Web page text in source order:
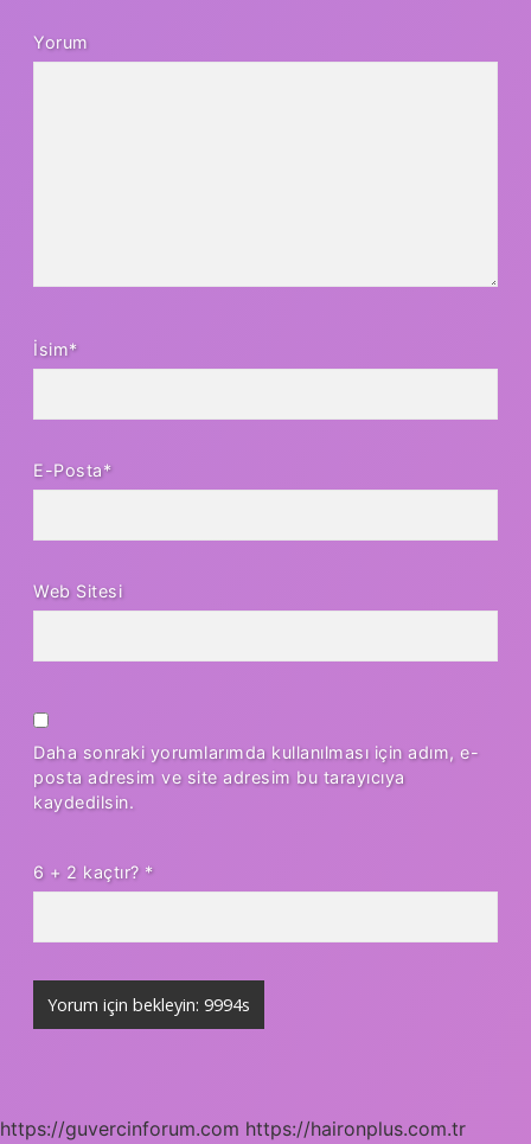
Yorum
İsim*
E-Posta*
Web Sitesi
Daha sonraki yorumlarımda kullanılması için adım, e-
posta adresim ve site adresim bu tarayıcıya
kaydedilsin.
6 + 2 kaçtır? *
https://guvercinforum.com https://haironplus.com.tr